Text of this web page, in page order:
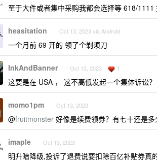
至于大件或者集中采购我都会选择等 618/
heasitation Oct 13, 2023 via Android
一个月前 69 开的 领了个剃须刀
InkAndBanner Oct 13, 2023 1
这要是在 USA ， 这不高低发起一个集体诉讼
momo1pm Oct 13, 2023
@fruitmonster 好像是续费领券？有七十还是
imaple Oct 13, 2023
明升暗降级,投诉了退费说要扣除百亿补贴券